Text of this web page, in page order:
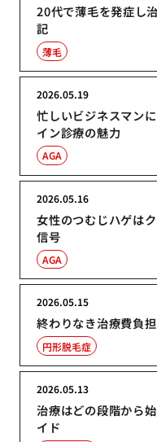
20代で薄毛を発症し
記
薄毛
忙しいビジネスマン
イン診療の魅力
2026.05.19
AGA
女性のつむじハゲは
信号
2026.05.16
AGA
終わりなき治療費負
2026.05.15
円形脱毛症
治療はどの段階から
イド
2026.05.13